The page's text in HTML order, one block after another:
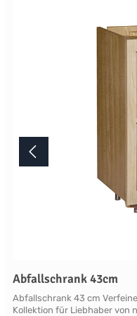
Produktes nicht authentisch
diesem Artikel beantworten
2381 97372-0,per E-Mail an
Terminabsprache persönlich
Abfallschrank 43cm
Abfallschrank 43 cm
Kollektion für Liebhaber von